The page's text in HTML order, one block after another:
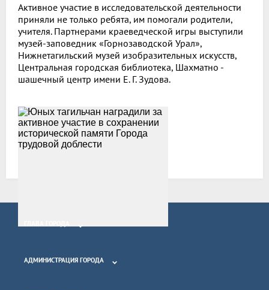
Активное участие в исследовательской деятельности
приняли не только ребята, им помогали родители,
учителя. Партнерами краеведческой игры выступили
музей-заповедник «Горнозаводской Урал»,
Нижнетагильский музей изобразительных искусств,
Центральная городская библиотека, Шахматно -
шашечный центр имени Е. Г. Зудова.
Все новости
АДМИНИСТРАЦИЯ ГОРОДА